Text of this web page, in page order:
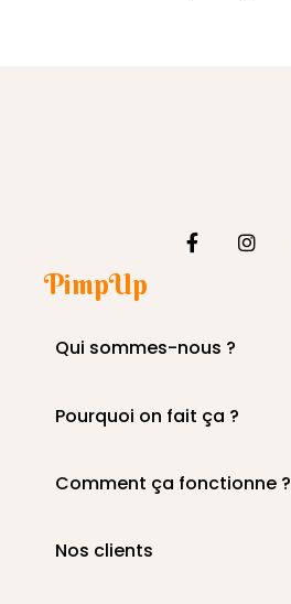
PimpUp
Qui sommes-nous ?
Pourquoi on fait ça ?
Comment ça fonctionne ?
Nos clients